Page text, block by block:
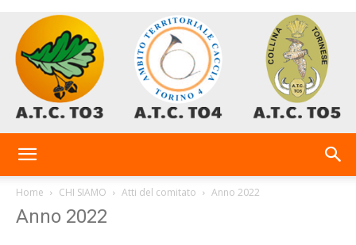
Home CHI SIAMO Atti del comitato Anno 2022
Anno 2022